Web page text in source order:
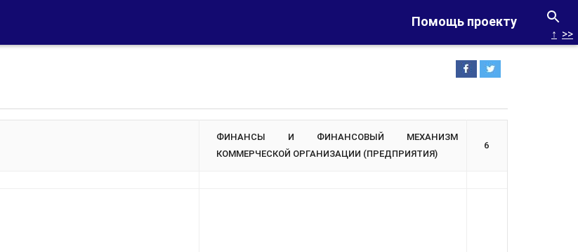
Помощь проекту
↑ >>
ФИНАНСЫ И ФИНАНСОВЫЙ МЕХАНИЗМ
КОММЕРЧЕСКОЙ ОРГАНИЗАЦИИ (ПРЕДПРИЯТИЯ)
6